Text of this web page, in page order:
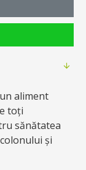
aliment
toți
sănătatea
și